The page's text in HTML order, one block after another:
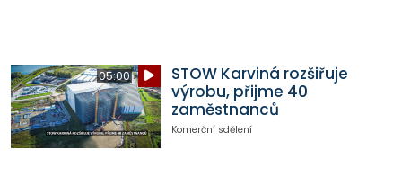
05:00
STOW Karviná rozšiřuje
výrobu, přijme 40
zaměstnanců
Komerční sdělení